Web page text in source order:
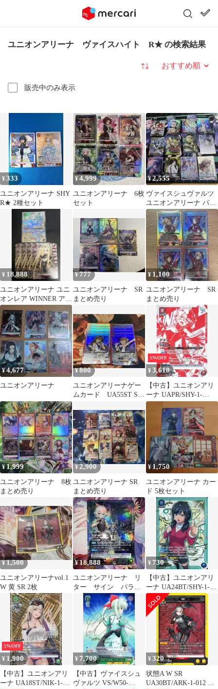
ユニオンアリーナ ヴァイスハイト R★ の検索結果
販売中のみ表示
並び替え
¥333
ユニオンアリーナ SHY
R★ 2種セット
¥4,999
ユニオンアリーナ 6枚
セット
¥2,555
ヴァイスシュヴァルツ
ユニオンアリーナ パラ
レルまとめ売り12枚セ
ット
¥ 18,888
ユニオンアリーナ ユニ
オンレア WINNER アル
ファ おまけ付き
¥777
ユニオンアリーナ SR
まとめ売り
¥ 1,100
ユニオンアリーナ SR
まとめ売り
¥4,677
ユニオンアリーナ
¥800
ユニオンアリーナゲー
ムカード UA55ST SR
5%OFF
¥3,610
【中古】ユニオンアリ
ーナ UAPR/SHY-1-
052[UR]：シャイ
¥1,999
ユニオンアリーナ 8枚
まとめ売り
¥2,900
ユニオンアリーナ SR
まとめ売り
¥1,750
ユニオンアリーナ カー
ド 5枚セット
¥1,500
ユニオンアリーナvol.1
W 黄 SR 2枚
¥18,888
ユニオンアリーナ リ
ター サイン パラレ
ル SR★★
¥ 730
【中古】ユニオンアリ
ーナ UA24BT/SHY-1-
027[R★]：(キラ)ピルツ
5%OFF
¥ 1,900
【中古】ユニオンアリ
ーナ UA18ST/NIK-1-
¥ 7,700
【中古】ヴァイスシュ
ヴァルツ VS/W50-
¥320
状態A W SR
UA30BT/ARK-1-012 ユ